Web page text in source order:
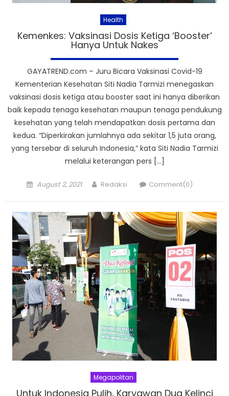
Health
Kemenkes: Vaksinasi Dosis Ketiga ‘Booster’
Hanya Untuk Nakes
GAYATREND.com – Juru Bicara Vaksinasi Covid-19
Kementerian Kesehatan Siti Nadia Tarmizi menegaskan
vaksinasi dosis ketiga atau booster saat ini hanya diberikan
baik kepada tenaga kesehatan maupun tenaga pendukung
kesehatan yang telah mendapatkan dosis pertama dan
kedua. “Diperkirakan jumlahnya ada sekitar 1,5 juta orang,
yang tersebar di seluruh Indonesia,” kata Siti Nadia Tarmizi
melalui keterangan pers […]
Posted
August 2, 2021 Author
Redaksi Comment(0)
Megapolitan
Untuk Indonesia Pulih, Karyawan Dua Kelinci